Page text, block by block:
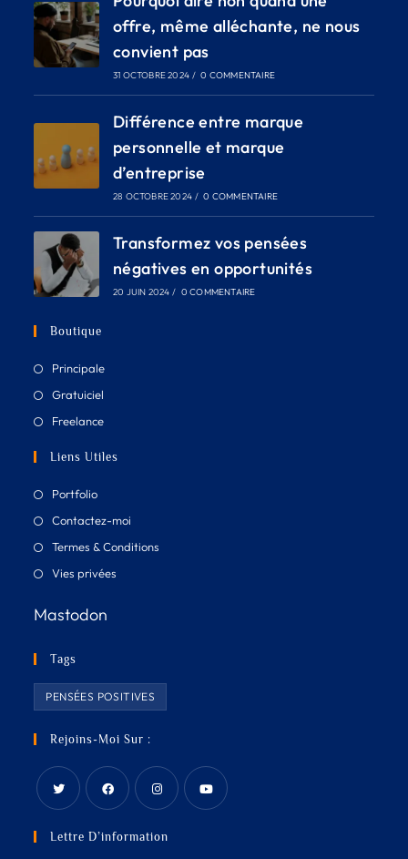
offre, même alléchante, ne nous
convient pas
31 OCTOBRE 2024 / 0 COMMENTAIRE
Différence entre marque
personnelle et marque
d’entreprise
28 OCTOBRE 2024 / 0 COMMENTAIRE
Transformez vos pensées
négatives en opportunités
20 JUIN 2024 / 0 COMMENTAIRE
Boutique
Principale
Gratuiciel
Freelance
Liens Utiles
Portfolio
Contactez-moi
Termes & Conditions
Vies privées
Mastodon
Tags
PENSÉES POSITIVES
Rejoins-Moi Sur :
Lettre D’information